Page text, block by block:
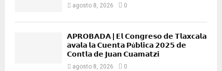
agosto 8, 2026 0
𝗔𝗣𝗥𝗢𝗕𝗔𝗗𝗔 | 𝗘𝗹 𝗖𝗼𝗻𝗴𝗿𝗲𝘀𝗼 𝗱𝗲 𝗧𝗹𝗮𝘅𝗰𝗮𝗹𝗮
𝗮𝘃𝗮𝗹𝗮 𝗹𝗮 𝗖𝘂𝗲𝗻𝘁𝗮 𝗣ú𝗯𝗹𝗶𝗰𝗮 𝟮𝟬𝟮𝟱 𝗱𝗲
𝗖𝗼𝗻𝘁𝗹𝗮 𝗱𝗲 𝗝𝘂𝗮𝗻 𝗖𝘂𝗮𝗺𝗮𝘁𝘇𝗶
agosto 8, 2026 0